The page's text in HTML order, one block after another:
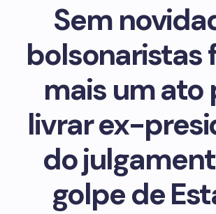
Sem
bolsonaristas
mais um ato
livrar ex-
do
golpe de